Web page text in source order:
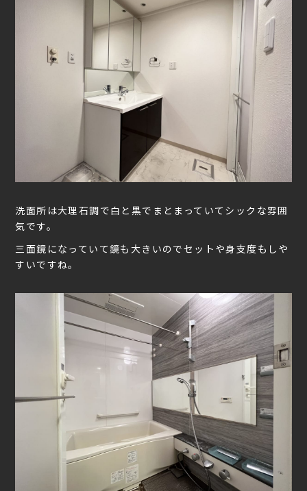
洗面所は大理石調で白と黒でまとまっていてシックな雰囲
気です。
三面鏡になっていて鏡も大きいのでセットや身支度もしや
すいですね。